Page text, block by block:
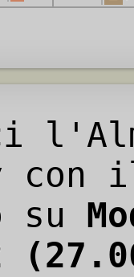
con
su